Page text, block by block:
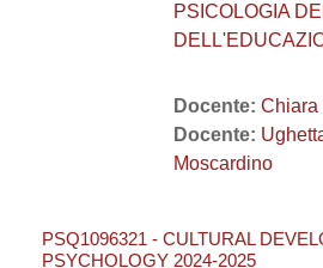
PSICOLOGIA
Docente: Chiara
Docente:
Moscardino
PSQ1096321 - CULTURAL
PSYCHOLOGY 2024-2025